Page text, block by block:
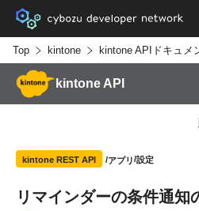
Top kintone kintone APIドキュメ
kintone API
kintone REST API アプリ 設定
リマインダーの条件通知